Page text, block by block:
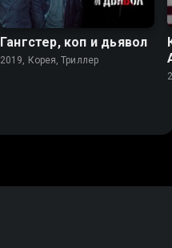
Гангстер, коп и дьявол
2019, Корея, Триллер